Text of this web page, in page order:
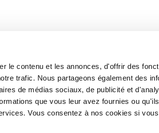
le contenu et les annonces, d'offrir des
trafic. Nous partageons également des
de médias sociaux, de publicité et
que vous leur avez fournies ou
Vous consentez à nos cookies si